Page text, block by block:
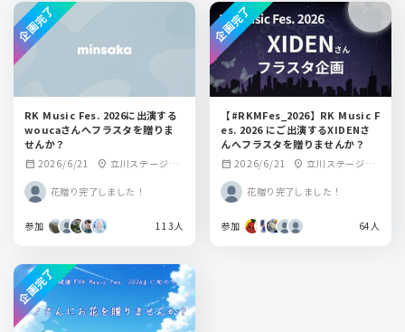
RK Music Fes. 2026に出演する
woucaさんへフラスタを贈りま
せんか？
calendar_month 2026/6/21 location_on 立川ステージガ
花贈り完了しました！
参加 113人
企画完了
【#RKMFes_2026】RK Music F
es. 2026 にご出演するXIDENさ
んへフラスタを贈りませんか？
calendar_month 2026/6/21 location_on 立川ステージガ
花贈り完了しました！
参加 64人
企画完了
企画完了